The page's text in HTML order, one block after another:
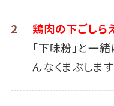
2
鶏肉の下ごしら
「下味粉」と一
んなくまぶします